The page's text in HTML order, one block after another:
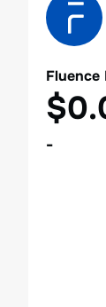
Fluence
-